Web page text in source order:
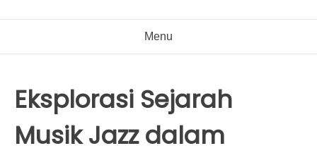
Menu
Eksplorasi Sejarah
Musik Jazz dalam